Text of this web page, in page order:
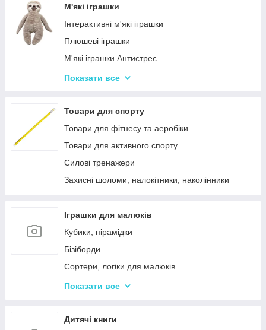
Лялькові будиночки
Візочки для ляльок
Ліжечка для ляльок
Одяг та аксесуари для Ляльок
М'які іграшки
Інтерактивні м'які іграшки
Плюшеві іграшки
М'які іграшки Антистрес
Іграшки для лялькового театру
Показати все
Товари для спорту
Товари для фітнесу та аеробіки
Товари для активного спорту
Силові тренажери
Захисні шоломи, налокітники, наколінники
Іграшки для малюків
Кубики, пірамідки
Бізіборди
Сортери, логіки для малюків
Іграшки з музичними ефектами
Машинки іграшкові для дітей
Показати все
Дитячі книги